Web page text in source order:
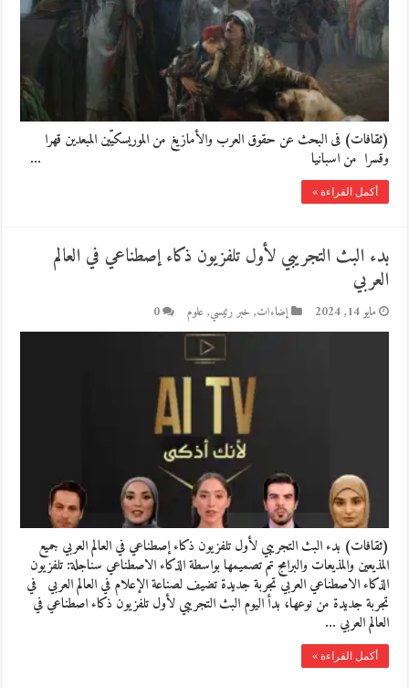
(ثقافات) فى البحث عن حقوق العرب والأمازيغ من الموريسكيّين المبعدين قهرا
وقسرا من اسبانيا …
أكمل القراءة »
بدء البث التجريبي لأول تلفزيون ذكاء إصطناعي في العالم
العربي
مايو 14, 2024 إضاءات, خبر رئيسي,علوم 0
(ثقافات) بدء البث التجريبي لأول تلفزيون ذكاء إصطناعي في العالم العربي جميع
المذيعين والمذيعات والبرامج تم تصميمها بواسطة الذكاء الاصطناعي سناجلة: تلفزيون
الذكاء الاصطناعي العربي تجربة جديدة تضيف لصناعة الإعلام في العالم العربي في
تجربة جديدة من نوعها، بدأ اليوم البث التجريبي لأول تلفزيون ذكاء اصطناعي في
العالم العربي …
أكمل القراءة »